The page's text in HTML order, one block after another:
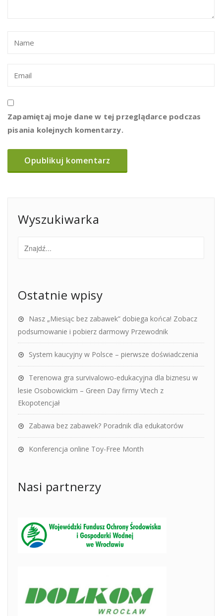
Zapamiętaj moje dane w tej przeglądarce podczas
pisania kolejnych komentarzy.
Wyszukiwarka
Ostatnie wpisy
Nasz „Miesiąc bez zabawek” dobiega końca! Zobacz
podsumowanie i pobierz darmowy Przewodnik
System kaucyjny w Polsce – pierwsze doświadczenia
Terenowa gra survivalowo-edukacyjna dla biznesu w
lesie Osobowickim – Green Day firmy Vtech z
Ekopotencjał
Zabawa bez zabawek? Poradnik dla edukatorów
Konferencja online Toy-Free Month
Nasi partnerzy